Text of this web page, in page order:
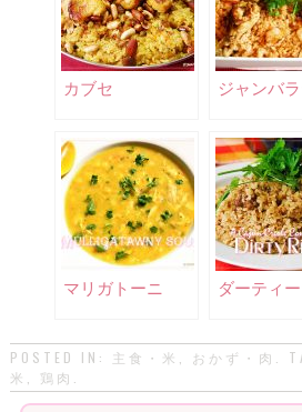
カブセ ジャンバ
マリガトーニ ダーティ
POSTED IN: 主食・米 おかず・肉 .
米
鶏肉